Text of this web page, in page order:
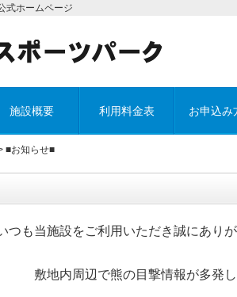
式ホームページ
施設概要 利用料金表 お申込み
■お知らせ■
つも当施設をご利用いただき誠にあり
敷地内周辺で熊の目撃情報が多発